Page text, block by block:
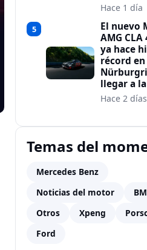
Hace 1 día
5
El nuevo
AMG
ya hace
récord en
llegar a
Hace 2 días
Temas del
Mercedes Benz
Noticias del motor
Otros
Xpeng
Ford